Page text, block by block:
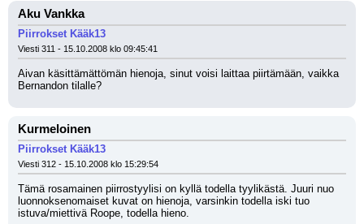
Aku Vankka
Piirrokset Kääk13
Viesti 311 - 15.10.2008 klo 09:45:41
Aivan käsittämättömän hienoja, sinut voisi laittaa piirtämään, vaikka
Bernandon tilalle?
Kurmeloinen
Piirrokset Kääk13
Viesti 312 - 15.10.2008 klo 15:29:54
Tämä rosamainen piirrostyylisi on kyllä todella tyylikästä. Juuri nuo
luonnoksenomaiset kuvat on hienoja, varsinkin todella iski tuo
istuva/miettivä Roope, todella hieno.